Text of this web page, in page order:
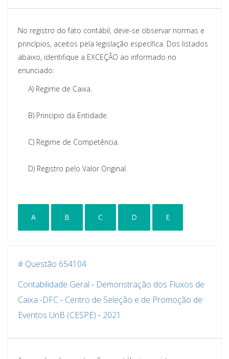
No registro do fato contábil, deve-se observar normas e
princípios, aceitos pela legislação específica. Dos listados
abaixo, identifique a EXCEÇÃO ao informado no
enunciado:
A) Regime de Caixa.
B) Principio da Entidade.
C) Regime de Competência.
D) Registro pelo Valor Original.
A B C D E
# Questão 654104
Contabilidade Geral - Demonstração dos Fluxos de
Caixa -DFC- Centro de Seleção e de Promoção de
Eventos UnB (CESPE) - 2021